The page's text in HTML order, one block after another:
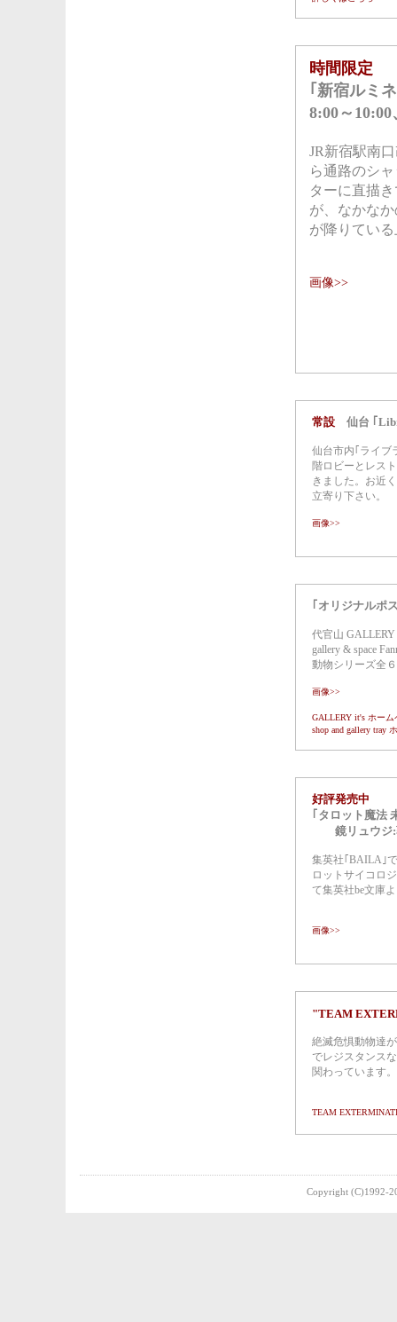
時間限定
｢新宿ルミ
8:00～10:00
JR新宿駅南
ら通路のシ
ターに直描
が、なかな
が降りてい
画像>>
常設 仙台 ｢
仙台市内｢ライブ
階ロビーとレス
きました。お近
立寄り下さい。
画像>>
｢オリジナルポ
代官山 GALLERY
gallery & space
動物シリーズ全
画像>>
GALLERY it's ホーム
shop and gallery tray
好評発売中
｢タロット魔法
鏡リュウジ:
集英社｢BAILA｣
ロットサイコロ
て集英社be文庫
画像>>
"TEAM
絶滅危惧動物達
でレジスタンス
関わっています
TEAM
Copyright (C)1992-